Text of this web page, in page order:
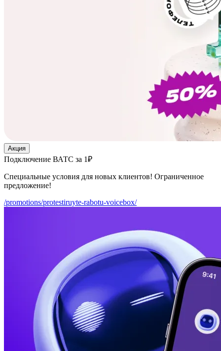
Акция
Подключение ВАТС за 1₽
Специальные условия для новых клиентов! Ограниченное
предложение!
/promotions/protestiruyte-rabotu-voicebox/